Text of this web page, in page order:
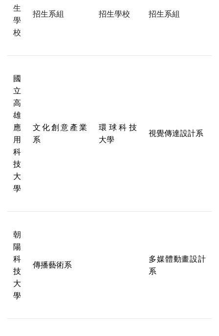
生
學
校
招生系組 招生學校 招生系組
國
立
高
雄
應
用
科
技
大
學
文化創意產業
系
環球科技
大學
視覺傳達設計系
朝
陽
科
技
大
學
傳播藝術系
多媒體動畫設計
系